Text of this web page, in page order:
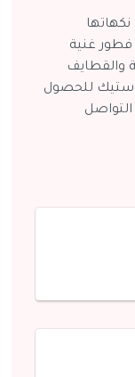
فطور غنية
والقطايف
للحصول